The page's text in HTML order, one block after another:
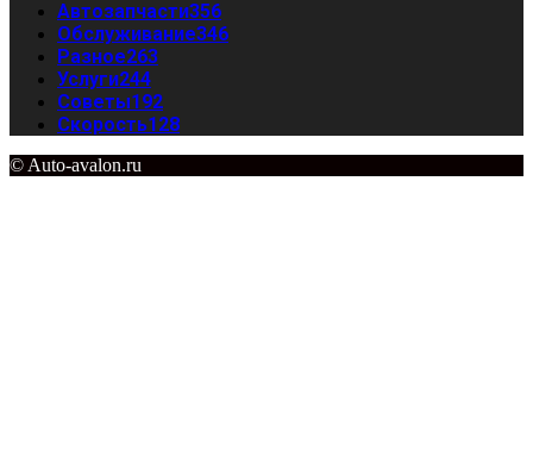
Автозапчасти356
Обслуживание346
Разное263
Услуги244
Советы192
Скорость128
© Auto-avalon.ru